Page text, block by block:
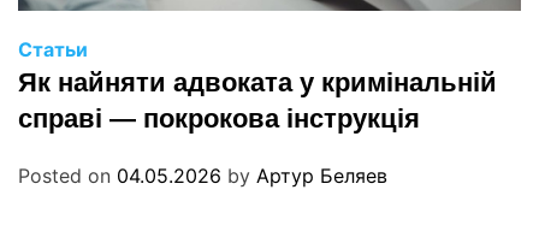
Статьи
Як найняти адвоката у кримінальній
справі — покрокова інструкція
Posted on 04.05.2026 by Артур Беляев